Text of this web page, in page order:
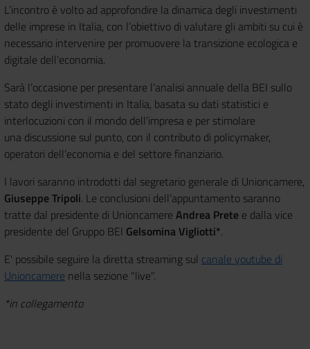
L’incontro è volto ad approfondire la dinamica degli investimenti
delle imprese in Italia, con l’obiettivo di valutare gli ambiti su cui è
necessario intervenire per promuovere la transizione ecologica e
digitale dell’economia.
Sarà l’occasione per presentare l’analisi annuale della BEI sullo
stato degli investimenti in Italia, basata su dati statistici e
interlocuzioni con il mondo dell’impresa e per stimolare
una discussione sul punto, con il contributo di policymaker,
operatori dell’economia e del settore finanziario.
I lavori saranno introdotti dal segretario generale di Unioncamere,
Giuseppe Tripoli. Le conclusioni dell’appuntamento saranno
tratte dal presidente di Unioncamere Andrea Prete e dalla vice
presidente del Gruppo BEI Gelsomina Vigliotti*.
E' possibile seguire la diretta streaming sul canale youtube di
Unioncamere nella sezione "live".
*in collegamento